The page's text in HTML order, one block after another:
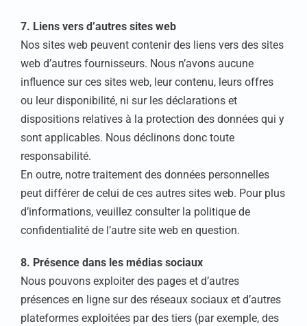
7. Liens vers d’autres sites web
Nos sites web peuvent contenir des liens vers des sites
web d’autres fournisseurs. Nous n’avons aucune
influence sur ces sites web, leur contenu, leurs offres
ou leur disponibilité, ni sur les déclarations et
dispositions relatives à la protection des données qui y
sont applicables. Nous déclinons donc toute
responsabilité.
En outre, notre traitement des données personnelles
peut différer de celui de ces autres sites web. Pour plus
d’informations, veuillez consulter la politique de
confidentialité de l’autre site web en question.
8. Présence dans les médias sociaux
Nous pouvons exploiter des pages et d’autres
présences en ligne sur des réseaux sociaux et d’autres
plateformes exploitées par des tiers (par exemple, des